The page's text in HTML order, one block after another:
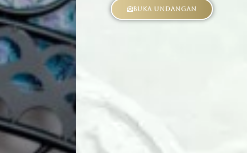
Buka Undangan